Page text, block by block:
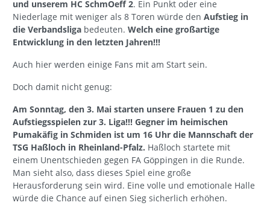
und unserem HC SchmOeff 2. Ein Punkt oder eine
Niederlage mit weniger als 8 Toren würde den Aufstieg in
die Verbandsliga bedeuten. Welch eine großartige
Entwicklung in den letzten Jahren!!!
Auch hier werden einige Fans mit am Start sein.
Doch damit nicht genug:
Am Sonntag, den 3. Mai starten unsere Frauen 1 zu den
Aufstiegsspielen zur 3. Liga!!! Gegner im heimischen
Pumakäfig in Schmiden ist um 16 Uhr die Mannschaft der
TSG Haßloch in Rheinland-Pfalz. Haßloch startete mit
einem Unentschieden gegen FA Göppingen in die Runde.
Man sieht also, dass dieses Spiel eine große
Herausforderung sein wird. Eine volle und emotionale Halle
würde die Chance auf einen Sieg sicherlich erhöhen.